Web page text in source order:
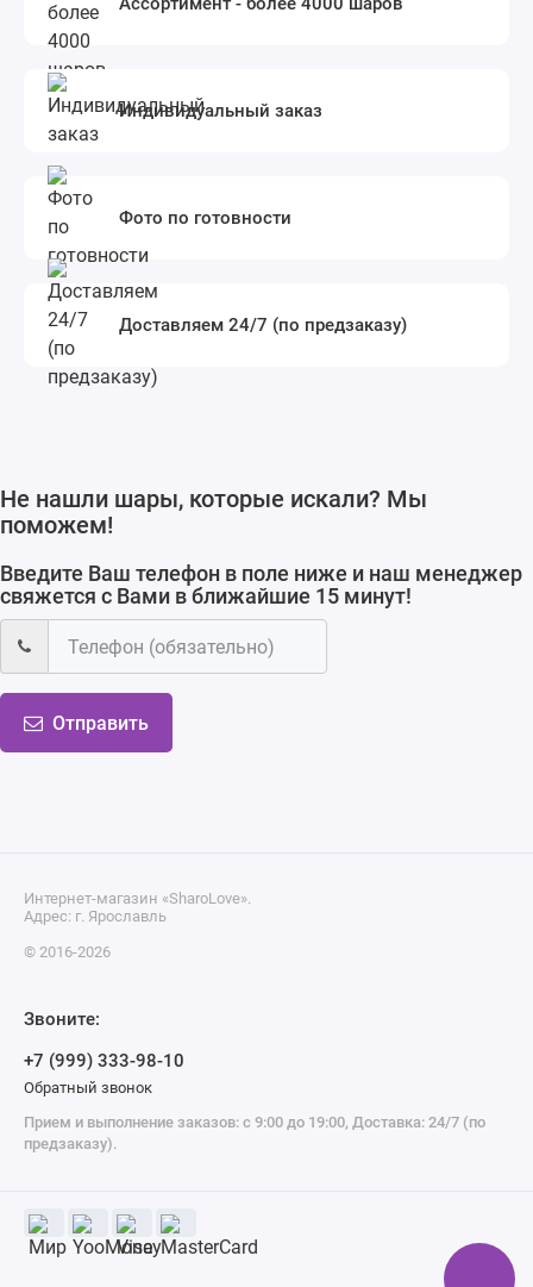
Индивидуальный заказ
Фото по готовности
Доставляем 24/7 (по предзаказу)
Не нашли шары, которые искали? Мы
поможем!
Введите Ваш телефон в поле ниже и наш менеджер
свяжется с Вами в ближайшие 15 минут!
Отправить
Интернет-магазин «SharoLove».
Адрес: г. Ярославль
© 2016-2026
Звоните:
+7 (999) 333-98-10
Обратный звонок
Прием и выполнение заказов: с 9:00 до 19:00, Доставка: 24/7 (по
предзаказу).